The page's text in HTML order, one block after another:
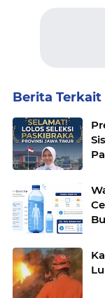
Berita Terkait